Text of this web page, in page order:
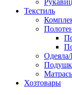
Текстиль
Хозтовары